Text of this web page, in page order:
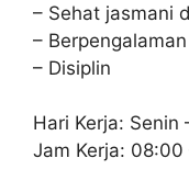
– Sehat jasmani
–
– Disiplin
Hari Kerja: Senin
Jam Kerja: 08:00